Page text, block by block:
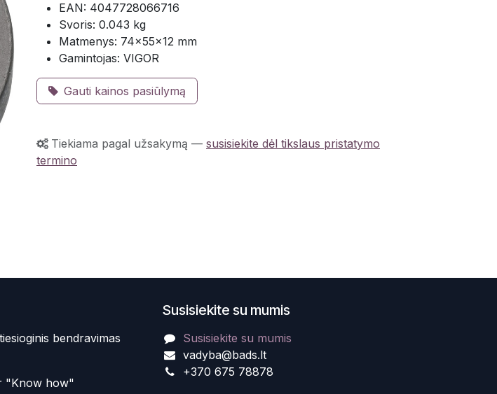
EAN: 4047728066716
Svoris: 0.043 kg
Matmenys: 74×55×12 mm
Gamintojas: VIGOR
Gauti kainos pasiūlymą
Tiekiama pagal užsakymą — susisiekite dėl tikslaus pristatymo
termino
Susisiekite su mumis
Susisiekite su mumis
vadyba@bads.lt
+370 675 78878
bendravimas
"Know how"